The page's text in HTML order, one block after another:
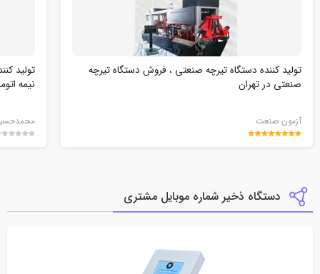
تولید کننده دستگاه تیرچه صنعتی ، فروش دستگاه تیرچه
صنعتی در تهران
آزمون صنعت
تولید
نیمه
دستگاه ذخیر شماره موبایل مشتری